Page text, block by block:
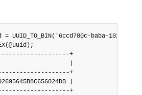
= UUID_TO_BIN('6ccd780c-baba-1026-
+
|
+
|
+